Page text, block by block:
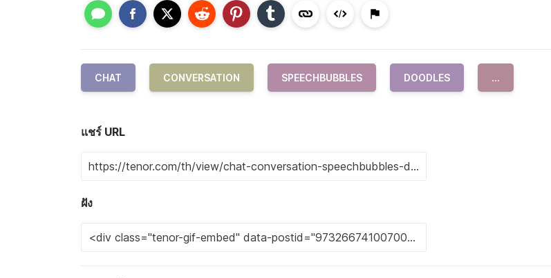
CHAT CONVERSATION SPEECHBUBBLES DOODLES ...
แชร์ URL
ฝัง